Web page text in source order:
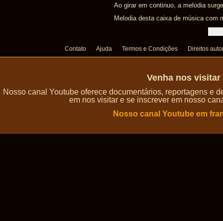
Ao girar em continuo, a melodia
Melodia desta caixa de música com
Contato Ajuda Termos e Condições Direitos
Venha nos
Nosso canal Youtube oferece documentários, reportagens e
em nos visitar e se inscrever em nosso
Nosso canal Youtube em